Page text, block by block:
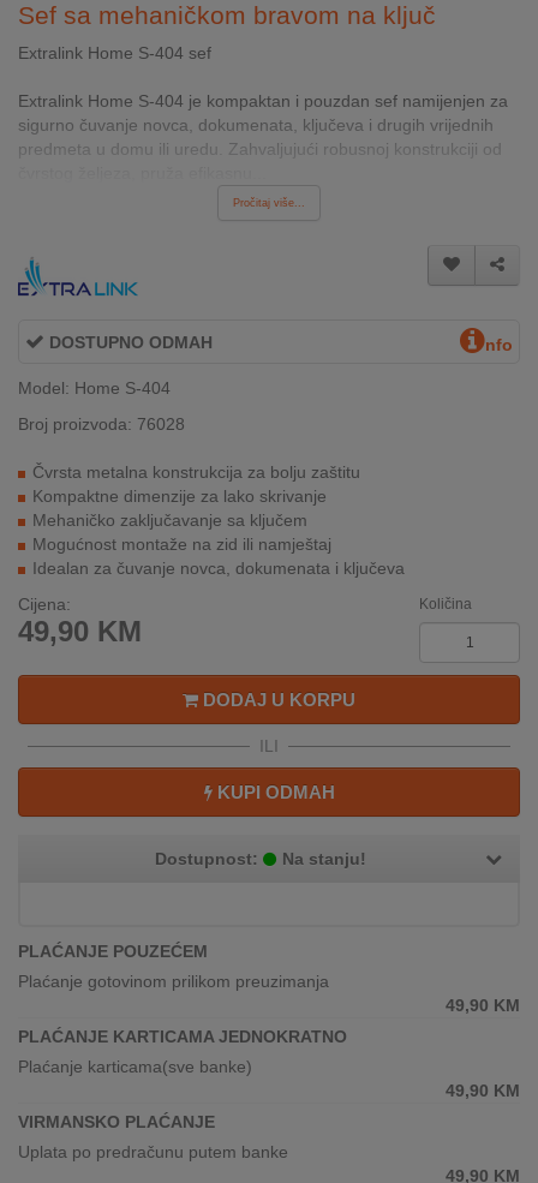
&
GAME
INTERNO
AKCIJE
BRENDOVI
NOVO
U
KONTAKT
KUPOVINA
NA
RATE
I
IZ
OZNAKE
UČINKOVITOSTI
Sef sa mehaničkom bravom na ključ
Extralink Home S-404 sef
Extralink Home S-404 je kompaktan i pouzdan sef namijenjen za
sigurno čuvanje novca, dokumenata, ključeva i drugih vrijednih
predmeta u domu ili uredu. Zahvaljujući robusnoj konstrukciji od
Pročitaj više...
DOSTUPNO ODMAH nfo
Model: Home S-404
Broj proizvoda: 76028
Čvrsta metalna konstrukcija za bolju zaštitu
Kompaktne dimenzije za lako skrivanje
Mehaničko zaključavanje sa ključem
Mogućnost montaže na zid ili namještaj
Idealan za čuvanje novca, dokumenata i ključeva
Cijena:
49,90 KM
Količina
DODAJ U KORPU
ILI
KUPI ODMAH
Dostupnost: Na stanju!
PLAĆANJE POUZEĆEM
Plaćanje gotovinom prilikom preuzimanja
49,90 KM
PLAĆANJE KARTICAMA JEDNOKRATNO
Plaćanje karticama(sve banke)
49,90 KM
VIRMANSKO PLAĆANJE
Uplata po predračunu putem banke
49,90 KM